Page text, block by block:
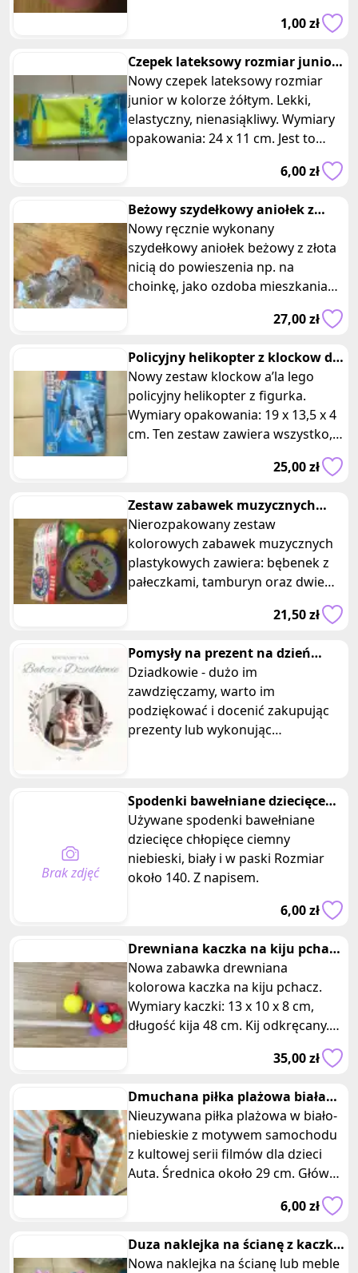
1,00 zł
Czepek lateksowy rozmiar junior
zolty
Nowy czepek lateksowy rozmiar
junior w kolorze żółtym. Lekki,
elastyczny, nienasiąkliwy. Wymiary
opakowania: 24 x 11 cm. Jest to
6,00 zł
Beżowy szydełkowy aniołek z
złotymi brzegami
Nowy ręcznie wykonany
szydełkowy aniołek beżowy z złota
nicią do powieszenia np. na
choinkę, jako ozdoba mieszkania
lub pokoju dziecięcego. Wysokość 7
27,00 zł
Policyjny helikopter z klockow dla
dzieci
Nowy zestaw klockow a’la lego
policyjny helikopter z figurka.
Wymiary opakowania: 19 x 13,5 x 4
cm. Ten zestaw zawiera wszystko,
25,00 zł
Zestaw zabawek muzycznych
bębenek grzechotki
Nierozpakowany zestaw
kolorowych zabawek muzycznych
plastykowych zawiera: bębenek z
pałeczkami, tamburyn oraz dwie
21,50 zł
Pomysły na prezent na dzień
babci i dziadka
Dziadkowie - dużo im
zawdzięczamy, warto im
podziękować i docenić zakupując
prezenty lub wykonując
Brak zdjęć
Spodenki bawełniane dziecięce
chłopięce ciemny niebieski
Używane spodenki bawełniane
dziecięce chłopięce ciemny
niebieski, biały i w paski Rozmiar
około 140. Z napisem.
6,00 zł
Drewniana kaczka na kiju pchacz
z koralikami
Nowa zabawka drewniana
kolorowa kaczka na kiju pchacz.
Wymiary kaczki: 13 x 10 x 8 cm,
długość kija 48 cm. Kij odkręcany.
35,00 zł
Dmuchana piłka plażowa biała
niebieska auta
Nieuzywana piłka plażowa w biało-
niebieskie z motywem samochodu
z kultowej serii filmów dla dzieci
Auta. Średnica około 29 cm. Główne
6,00 zł
Duza naklejka na ścianę z kaczka
Daisy myszka Miki Minnie
Nowa naklejka na ścianę lub meble